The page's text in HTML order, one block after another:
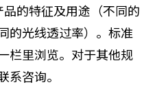
品的特征及用途（不同的
的光线透过率）。标准
栏里浏览。对于其他规
系咨询。